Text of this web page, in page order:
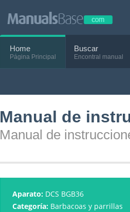
Home
Página Principal
Buscar
Encontral manual
Manual de
Manual de
Aparato: DCS BGB36
Categoría: Barbacoas y parrillas